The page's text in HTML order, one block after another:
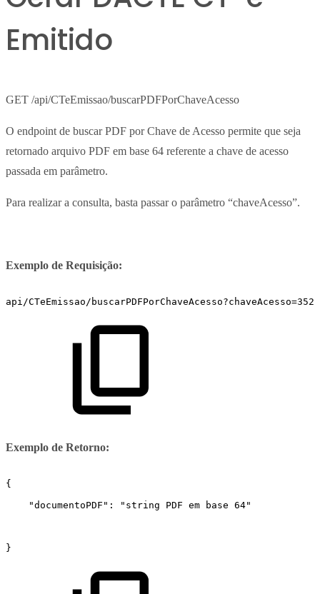
Emitido
GET /api/CTeEmissao/buscarPDFPorChaveAcesso
O endpoint de buscar PDF por Chave de Acesso permite que seja
retornado arquivo PDF em base 64 referente a chave de acesso
passada em parâmetro.
Para realizar a consulta, basta passar o parâmetro “chaveAcesso”.
Exemplo de Requisição:
api/CTeEmissao/
Exemplo de Retorno:
{
"documentoPDF": "string
PDF em base 64"
}